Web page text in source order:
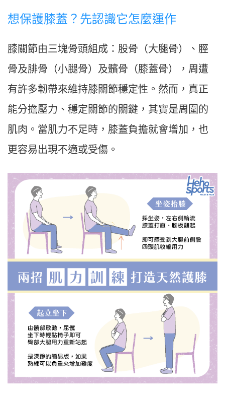
想保護膝蓋？先認識它怎麼運作
膝關節由三塊骨頭組成：股骨（大腿骨）、脛
骨及腓骨（小腿骨）及髕骨（膝蓋骨），周遭
有許多韌帶來維持膝關節穩定性。然而，真正
能分擔壓力、穩定關節的關鍵，其實是周圍的
肌肉。當肌力不足時，膝蓋負擔就會增加，也
更容易出現不適或受傷。